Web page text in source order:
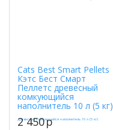
Cats Best Smart Pellets
Кэтс Бест Смарт
Пеллетс древесный
комкующийся
наполнитель 10 л (5 кг)
2 450p